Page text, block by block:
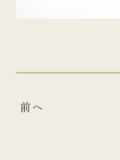
前へ